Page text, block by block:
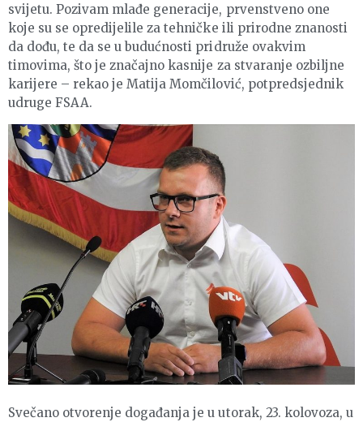
svijetu. Pozivam mlađe generacije, prvenstveno one
koje su se opredijelile za tehničke ili prirodne znanosti
da dođu, te da se u budućnosti pridruže ovakvim
timovima, što je značajno kasnije za stvaranje ozbiljne
karijere – rekao je Matija Momčilović, potpredsjednik
udruge FSAA.
Svečano otvorenje događanja je u utorak, 23. kolovoza, u